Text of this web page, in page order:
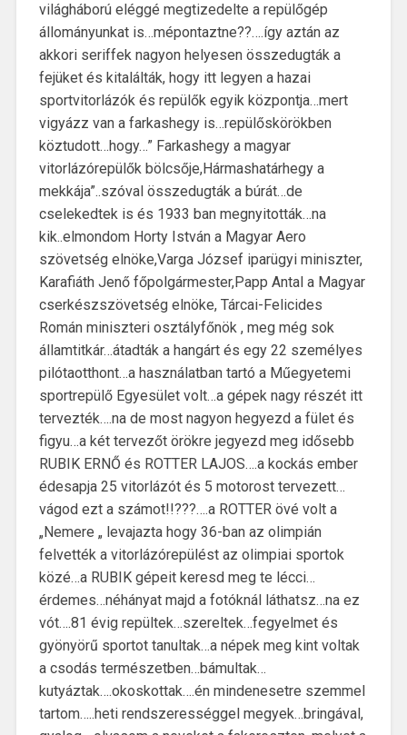
világháború eléggé megtizedelte a repülőgép
állományunkat is…mépontaztne??….így aztán az
akkori seriffek nagyon helyesen összedugták a
fejüket és kitalálták, hogy itt legyen a hazai
sportvitorlázók és repülők egyik központja…mert
vigyázz van a farkashegy is…repülőskörökben
köztudott…hogy…” Farkashegy a magyar
vitorlázórepülők bölcsője,Hármashatárhegy a
mekkája”..szóval összedugták a búrát…de
cselekedtek is és 1933 ban megnyitották…na
kik..elmondom Horty István a Magyar Aero
szövetség elnöke,Varga József iparügyi miniszter,
Karafiáth Jenő főpolgármester,Papp Antal a Magyar
cserkészszövetség elnöke, Tárcai-Felicides
Román miniszteri osztályfőnök , meg még sok
államtitkár…átadták a hangárt és egy 22 személyes
pilótaotthont…a használatban tartó a Műegyetemi
sportrepülő Egyesület volt…a gépek nagy részét itt
tervezték….na de most nagyon hegyezd a fület és
figyu…a két tervezőt örökre jegyezd meg idősebb
RUBIK ERNŐ és ROTTER LAJOS….a kockás ember
édesapja 25 vitorlázót és 5 motorost tervezett…
vágod ezt a számot!!???….a ROTTER övé volt a
„Nemere „ levajazta hogy 36-ban az olimpián
felvették a vitorlázórepülést az olimpiai sportok
közé…a RUBIK gépeit keresd meg te lécci…
érdemes…néhányat majd a fotóknál láthatsz…na ez
vót….81 évig repültek…szereltek…fegyelmet és
gyönyörű sportot tanultak…a népek meg kint voltak
a csodás természetben…bámultak…
kutyáztak….okoskottak….én mindenesetre szemmel
tartom…..heti rendszerességgel megyek…bringával,